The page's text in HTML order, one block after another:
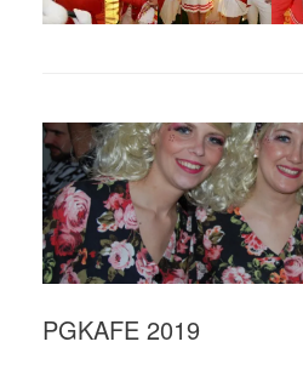
PGKAFE 2019